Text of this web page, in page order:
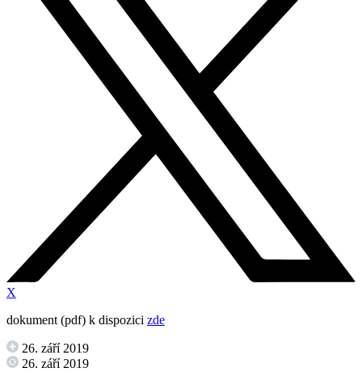
X
dokument (pdf) k dispozici zde
26. září 2019
26. září 2019